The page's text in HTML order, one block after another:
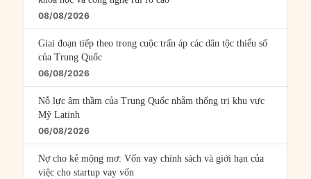
08/08/2026
Giai đoạn tiếp theo trong cuộc trấn áp các dân tộc thiểu số
của Trung Quốc
06/08/2026
Nỗ lực âm thầm của Trung Quốc nhằm thống trị khu vực
Mỹ Latinh
06/08/2026
Nợ cho kẻ mộng mơ: Vốn vay chính sách và giới hạn của
việc cho startup vay vốn